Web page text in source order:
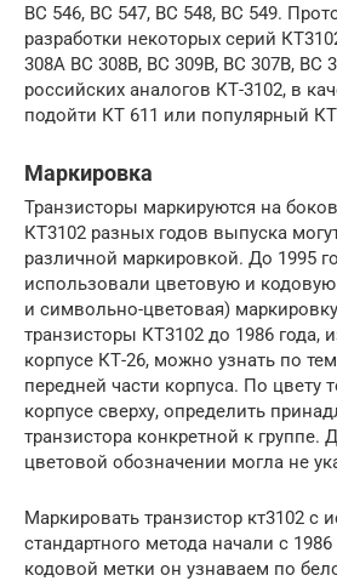
BC 546, BC 547, BC 548, BC 549.
разработки некоторых серий
308A BC 308B, BC 309B, BC 307B, BC
российских аналогов КТ-3102, в
подойти КТ 611 или популярный
Маркировка
Транзисторы маркируются на
КТ3102 разных годов выпуска
различной маркировкой. До 1995
использовали цветовую и
и символьно-цветовая)
транзисторы КТ3102 до 1986 года,
корпусе КТ-26, можно узнать по
передней части корпуса. По цвету
корпусе сверху, определить
транзистора конкретной к группе.
цветовой обозначении могла не
Маркировать транзистор кт3102 с
стандартного метода начали с
кодовой метки он узнаваем по